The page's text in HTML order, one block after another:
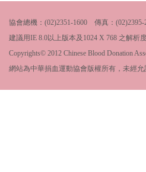
協會總機：(02)2351-1600 傳真：
建議用IE 8.0以上版本及1024 X 768 之解析
Copyrights© 2012 Chinese Blood Donation
網站為中華捐血運動協會版權所有，未經